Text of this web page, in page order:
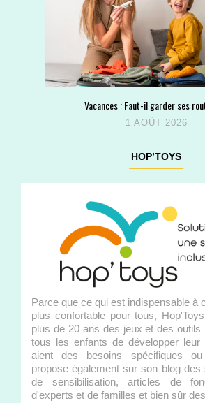
Vacances : Faut-il garder ses
1 AOÛT 2026
HOP’TOYS
Parce que ce qui est indispensable à
plus confortable pour tous,
plus de 20 ans des jeux et des outils
tous les enfants de développer
aient des besoins spécifiques
propose également sur son blog des
de sensibilisation, articles de
d'experts et de familles et bien sûr